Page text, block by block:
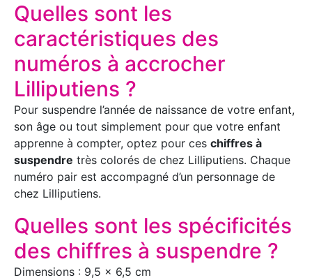
Quelles sont les
caractéristiques des
numéros à accrocher
Lilliputiens ?
Pour suspendre l’année de naissance de votre enfant,
son âge ou tout simplement pour que votre enfant
apprenne à compter, optez pour ces chiffres à
suspendre très colorés de chez Lilliputiens. Chaque
numéro pair est accompagné d’un personnage de
chez Lilliputiens.
Quelles sont les spécificités
des chiffres à suspendre ?
Dimensions : 9,5 x 6,5 cm